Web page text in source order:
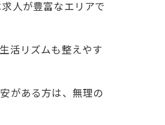
人が豊富なエリアで
活リズムも整えやす
がある方は、無理の